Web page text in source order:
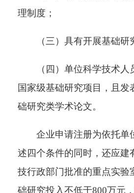
理制度；
（三） 具有开展基础研
（四）单位科学技术
国家级基础研究项目，且发
础研究类学术论文。
企业申请注册为依托单
述四个条件的同时，还应建
技行政部门批准的重点实验
础研究投入不低于800万元